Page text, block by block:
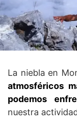
La niebla en
atmosféricos
podemos
nuestra